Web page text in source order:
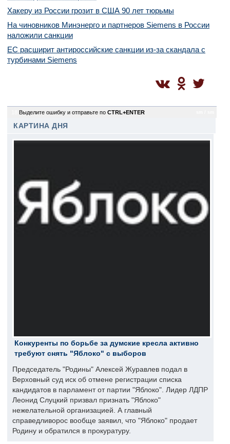
Хакеру из России грозит в США 90 лет тюрьмы
На чиновников Минэнерго и партнеров Siemens в России
наложили санкции
ЕС расширит антироссийские санкции из-за скандала с
турбинами Siemens
Выделите ошибку и отправьте по CTRL+ENTER
КАРТИНА ДНЯ
Конкуренты по борьбе за думские кресла активно
требуют снять "Яблоко" с выборов
Председатель "Родины" Алексей Журавлев подал в
Верховный суд иск об отмене регистрации списка
кандидатов в парламент от партии "Яблоко". Лидер ЛДПР
Леонид Слуцкий призвал признать "Яблоко"
нежелательной организацией. А главный
справедливорос вообще заявил, что "Яблоко" продает
Родину и обратился в прокуратуру.